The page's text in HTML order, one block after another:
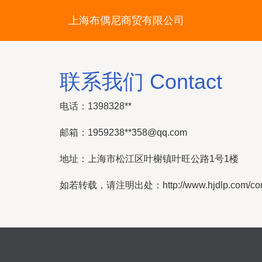
上海布偶尼商贸有限公司
联系我们 Contact
电话：1398328**
邮箱：1959238**358@qq.com
地址：上海市松江区叶榭镇叶旺公路1号1楼
如若转载，请注明出处：http://www.hjdlp.com/